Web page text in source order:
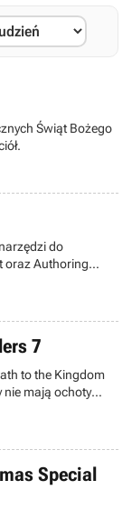
Świąt Bożego
do
oraz Authoring
grę o
przez graczy,
7
to the Kingdom
nie mają ochoty
do testów
Special